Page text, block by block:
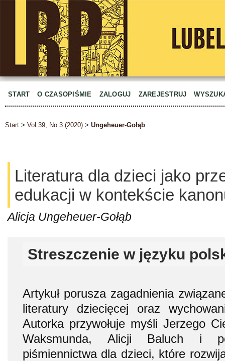
START O CZASOPIŚMIE ZALOGUJ ZAREJESTRUJ
Start > Vol 39, No 3 (2020) > Ungeheuer-Gołąb
Literatura dla dzieci jako
edukacji w kontekście
Alicja Ungeheuer-Gołąb
Streszczenie w języku
Artykuł porusza zagadnienia
literatury dziecięcej oraz
Autorka przywołuje myśli Jerzego
Waksmunda, Alicji Baluch i
piśmiennictwa dla dzieci, które